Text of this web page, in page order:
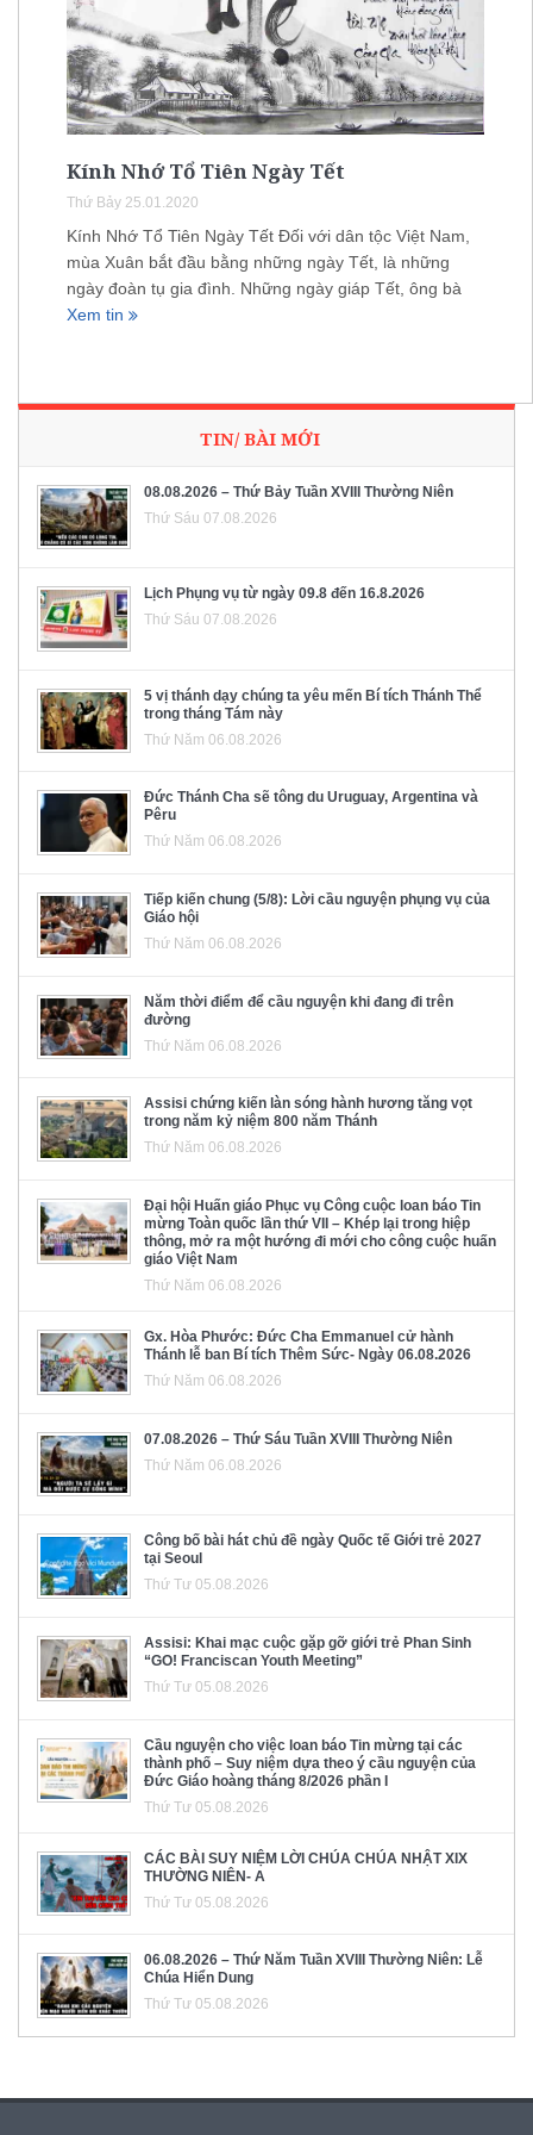
Kính Nhớ Tổ Tiên Ngày Tết
Thứ Bảy 25.01.2020
Kính Nhớ Tổ Tiên Ngày Tết Đối với dân tộc Việt Nam,
mùa Xuân bắt đầu bằng những ngày Tết, là những
ngày đoàn tụ gia đình. Những ngày giáp Tết, ông bà
Xem tin
TIN/ BÀI MỚI
08.08.2026 – Thứ Bảy Tuần XVIII Thường Niên
Thứ Sáu 07.08.2026
Lịch Phụng vụ từ ngày 09.8 đến 16.8.2026
Thứ Sáu 07.08.2026
5 vị thánh dạy chúng ta yêu mến Bí tích Thánh Thể
trong tháng Tám này
Thứ Năm 06.08.2026
Đức Thánh Cha sẽ tông du Uruguay, Argentina và
Pêru
Thứ Năm 06.08.2026
Tiếp kiến chung (5/8): Lời cầu nguyện phụng vụ của
Giáo hội
Thứ Năm 06.08.2026
Năm thời điểm để cầu nguyện khi đang đi trên
đường
Thứ Năm 06.08.2026
Assisi chứng kiến làn sóng hành hương tăng vọt
trong năm kỷ niệm 800 năm Thánh
Thứ Năm 06.08.2026
Đại hội Huấn giáo Phục vụ Công cuộc loan báo Tin
mừng Toàn quốc lần thứ VII – Khép lại trong hiệp
thông, mở ra một hướng đi mới cho công cuộc huấn
giáo Việt Nam
Thứ Năm 06.08.2026
Gx. Hòa Phước: Đức Cha Emmanuel cử hành
Thánh lễ ban Bí tích Thêm Sức- Ngày 06.08.2026
Thứ Năm 06.08.2026
07.08.2026 – Thứ Sáu Tuần XVIII Thường Niên
Thứ Năm 06.08.2026
Công bố bài hát chủ đề ngày Quốc tế Giới trẻ 2027
tại Seoul
Thứ Tư 05.08.2026
Assisi: Khai mạc cuộc gặp gỡ giới trẻ Phan Sinh
“GO! Franciscan Youth Meeting”
Thứ Tư 05.08.2026
Cầu nguyện cho việc loan báo Tin mừng tại các
thành phố – Suy niệm dựa theo ý cầu nguyện của
Đức Giáo hoàng tháng 8/2026 phần I
Thứ Tư 05.08.2026
CÁC BÀI SUY NIỆM LỜI CHÚA CHÚA NHẬT XIX
THƯỜNG NIÊN- A
Thứ Tư 05.08.2026
06.08.2026 – Thứ Năm Tuần XVIII Thường Niên: Lễ
Chúa Hiển Dung
Thứ Tư 05.08.2026